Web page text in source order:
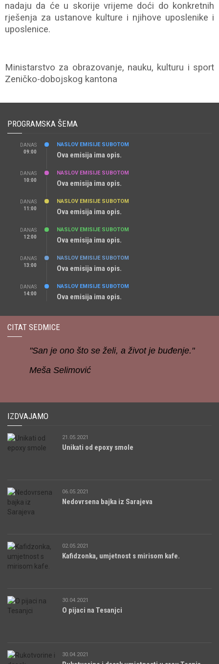
nadaju da će u skorije vrijeme doći do konkretnih
rješenja za ustanove kulture i njihove uposlenike i
uposlenice.
Ministarstvo za obrazovanje, nauku, kulturu i sport
Zeničko-dobojskog kantona
PROGRAMSKA ŠEMA
DANAS
09:00
NASLOV EMISIJE SUBOTOM
Ova emisija ima opis.
DANAS
10:00
NASLOV EMISIJE SUBOTOM
Ova emisija ima opis.
DANAS
11:00
NASLOV EMISIJE SUBOTOM
Ova emisija ima opis.
DANAS
12:00
NASLOV EMISIJE SUBOTOM
Ova emisija ima opis.
DANAS
13:00
NASLOV EMISIJE SUBOTOM
Ova emisija ima opis.
DANAS
14:00
NASLOV EMISIJE SUBOTOM
Ova emisija ima opis.
CITAT SEDMICE
"San je ono što se želi, a život je buđenje."
Meša Selimović
IZDVAJAMO
21.05.2021
Unikati od epoxy smole
06.05.2021
Nedovrsena bajka iz Sarajeva
02.05.2021
Kafidzonka, umjetnost s mirisom kafe.
30.04.2021
O pijaci na Tesanjci
30.04.2021